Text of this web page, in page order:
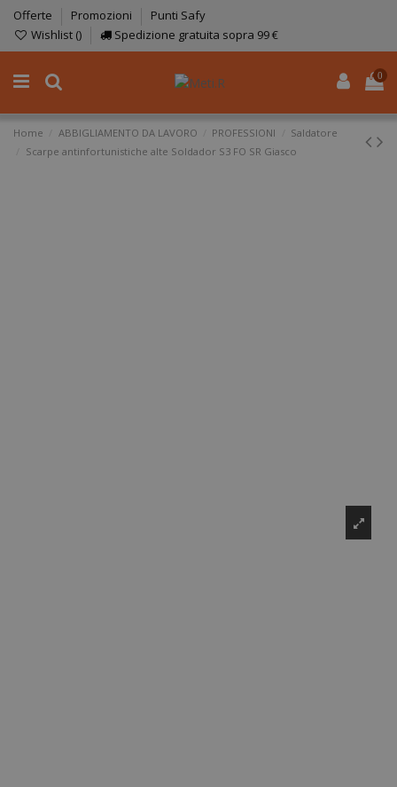
Offerte Promozioni
Punti Safy
Wishlist () Spedizione gratuita sopra 99 €
0
Home ABBIGLIAMENTO DA LAVORO PROFESSIONI
Saldatore
Scarpe antinfortunistiche alte Soldador S3 FO SR Giasco